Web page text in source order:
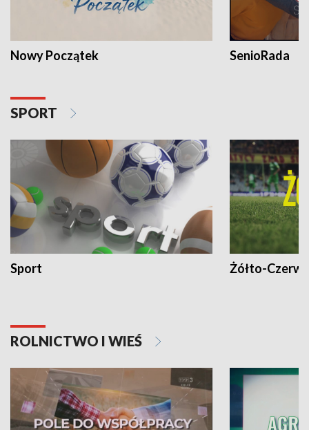
Nowy Początek SenioRada
SPORT
Sport Żółto-
ROLNICTWO I WIEŚ